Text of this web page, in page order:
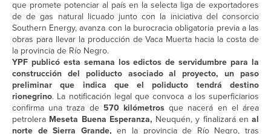
que promete potenciar al país en la selecta liga de exportadores
de de gas natural licuado junto con la iniciativa del consorcio
Southern Energy, avanza con la burocracia obligatoria previa a las
obras para llevar la producción de Vaca Muerta hacia la costa de
la provincia de Río Negro.
YPF publicó esta semana los edictos de servidumbre para la
construcción del poliducto asociado al proyecto, un paso
preliminar que indica que el poliducto tendrá destino
rionegrino. La notificación legal que convoca a los superficiarios
confirma una traza de 570 kilómetros que nacerá en el área
petrolera Meseta Buena Esperanza, Neuquén, y finalizará en al
norte de Sierra Grande, en la provincia de Río Negro, tras